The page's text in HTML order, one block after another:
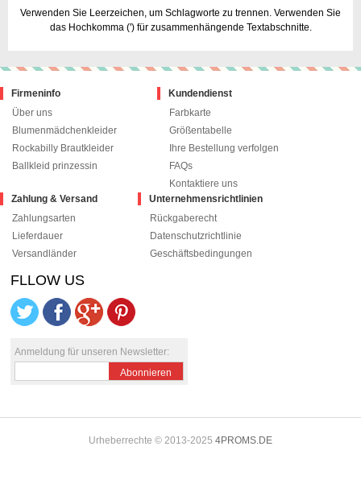
Verwenden Sie Leerzeichen, um Schlagworte zu trennen. Verwenden Sie
das Hochkomma (') für zusammenhängende Textabschnitte.
Firmeninfo
Über uns
Blumenmädchenkleider
Rockabilly Brautkleider
Ballkleid prinzessin
Kundendienst
Farbkarte
Größentabelle
Ihre Bestellung verfolgen
FAQs
Kontaktiere uns
Zahlung & Versand
Zahlungsarten
Lieferdauer
Versandländer
Unternehmensrichtlinien
Rückgaberecht
Datenschutzrichtlinie
Geschäftsbedingungen
FLLOW US
pinterest
Anmeldung für unseren Newsletter:
Abonnieren
Urheberrechte © 2013-2025 4PROMS.DE